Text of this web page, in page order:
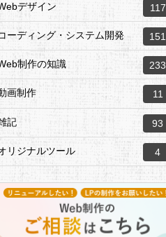
デザイン 117
ーディング・システム開発 151
制作の知識 233
画制作 11
記 93
リジナルツール 4